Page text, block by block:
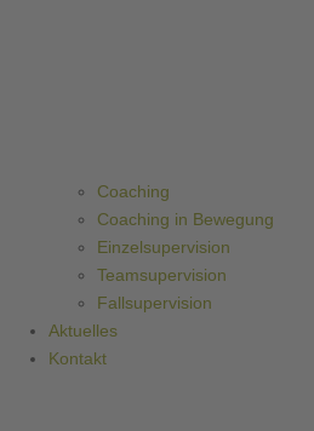
Coaching
Coaching in Bewegung
Einzelsupervision
Teamsupervision
Fallsupervision
Aktuelles
Kontakt